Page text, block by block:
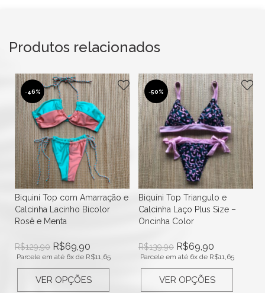
Produtos relacionados
-46%
Biquini Top com Amarração e
Calcinha Lacinho Bicolor
Rosê e Menta
R$129,90 R$69,90
Parcele em até 6x de R$11,65
VER OPÇÕES
-50%
Biquíni Top Triangulo e
Calcinha Laço Plus Size –
Oncinha Color
R$139,90 R$69,90
Parcele em até 6x de R$11,65
VER OPÇÕES